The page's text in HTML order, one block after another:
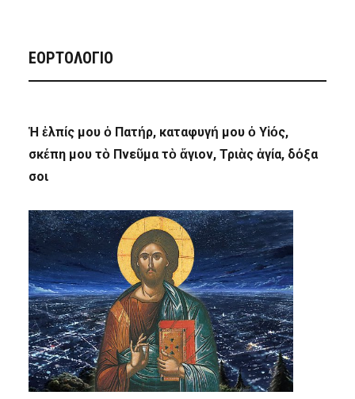
ΕΟΡΤΟΛΟΓΙΟ
Ἡ ἐλπίς μου ὁ Πατήρ, καταφυγή μου ὁ Υἱός,
σκέπη μου τὸ Πνεῦμα τὸ ἅγιον, Τριὰς ἁγία, δόξα
σοι